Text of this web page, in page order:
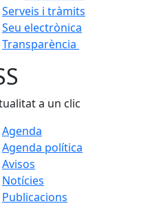
Serveis i tràmits
Seu electrònica
Transparència
a un clic
Agenda
Agenda política
Avisos
Notícies
Publicacions